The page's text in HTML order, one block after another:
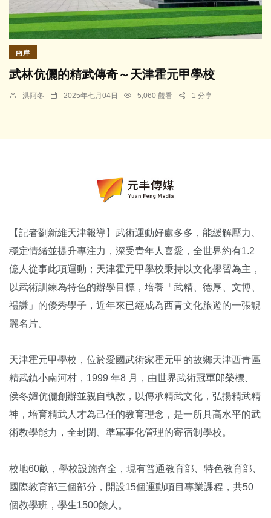
兩岸
武林伉儷的精武傳奇～天津霍元甲學校
洪阿冬 2025年七月04日 5,060 觀看 1 分享
【記者劉新維天津報導】武術運動好處多多，能緩解壓力、
穩定情緒並提升專注力，深受青年人喜愛，全世界約有1.2
億人從事此項運動；天津霍元甲學校秉持以文化學習為主，
以武術訓練為特色的辦學目標，培養「武精、德厚、文博、
禮謙」的優秀學子，近年來已經成為西青文化旅遊的一張靚
麗名片。
天津霍元甲學校，位於愛國武術家霍元甲的故鄉天津西青區
精武鎮小南河村，1999 年8 月，由世界武術冠軍郎榮標、
侯冬媚伉儷創辦並親自執教，以傳承精武文化，弘揚精武精
神，培育精武人才為己任的教育理念，是一所具高水平的武
術教學能力，全封閉、準軍事化管理的寄宿制學校。
校地60畝，學校設施齊全，現有普通教育部、特色教育部、
國際教育部三個部分，開設15個運動項目專業課程，共50
個教學班，學生1500餘人。